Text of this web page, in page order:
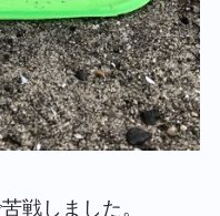
戦しました。